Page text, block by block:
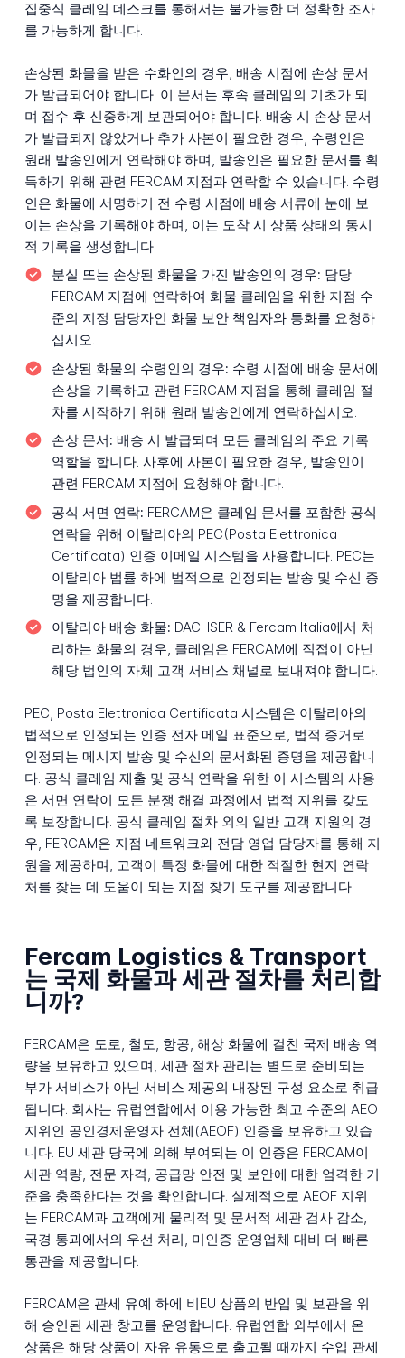
집중식 클레임 데스크를 통해서는 불가능한 더 정확한 조사
를 가능하게 합니다.
손상된 화물을 받은 수화인의 경우, 배송 시점에 손상 문서
가 발급되어야 합니다. 이 문서는 후속 클레임의 기초가 되
며 접수 후 신중하게 보관되어야 합니다. 배송 시 손상 문서
가 발급되지 않았거나 추가 사본이 필요한 경우, 수령인은
원래 발송인에게 연락해야 하며, 발송인은 필요한 문서를 획
득하기 위해 관련 FERCAM 지점과 연락할 수 있습니다. 수령
인은 화물에 서명하기 전 수령 시점에 배송 서류에 눈에 보
이는 손상을 기록해야 하며, 이는 도착 시 상품 상태의 동시
적 기록을 생성합니다.
분실 또는 손상된 화물을 가진 발송인의 경우: 담당
FERCAM 지점에 연락하여 화물 클레임을 위한 지점 수
준의 지정 담당자인 화물 보안 책임자와 통화를 요청하
십시오.
손상된 화물의 수령인의 경우: 수령 시점에 배송 문서에
손상을 기록하고 관련 FERCAM 지점을 통해 클레임 절
차를 시작하기 위해 원래 발송인에게 연락하십시오.
손상 문서: 배송 시 발급되며 모든 클레임의 주요 기록
역할을 합니다. 사후에 사본이 필요한 경우, 발송인이
관련 FERCAM 지점에 요청해야 합니다.
공식 서면 연락: FERCAM은 클레임 문서를 포함한 공식
연락을 위해 이탈리아의 PEC(Posta Elettronica
Certificata) 인증 이메일 시스템을 사용합니다. PEC는
이탈리아 법률 하에 법적으로 인정되는 발송 및 수신 증
명을 제공합니다.
이탈리아 배송 화물: DACHSER & Fercam Italia에서 처
리하는 화물의 경우, 클레임은 FERCAM에 직접이 아닌
해당 법인의 자체 고객 서비스 채널로 보내져야 합니다.
PEC, Posta Elettronica Certificata 시스템은 이탈리아의
법적으로 인정되는 인증 전자 메일 표준으로, 법적 증거로
인정되는 메시지 발송 및 수신의 문서화된 증명을 제공합니
다. 공식 클레임 제출 및 공식 연락을 위한 이 시스템의 사용
은 서면 연락이 모든 분쟁 해결 과정에서 법적 지위를 갖도
록 보장합니다. 공식 클레임 절차 외의 일반 고객 지원의 경
우, FERCAM은 지점 네트워크와 전담 영업 담당자를 통해 지
원을 제공하며, 고객이 특정 화물에 대한 적절한 현지 연락
처를 찾는 데 도움이 되는 지점 찾기 도구를 제공합니다.
Fercam Logistics & Transport
는 국제 화물과 세관 절차를 처리합
니까?
FERCAM은 도로, 철도, 항공, 해상 화물에 걸친 국제 배송 역
량을 보유하고 있으며, 세관 절차 관리는 별도로 준비되는
부가 서비스가 아닌 서비스 제공의 내장된 구성 요소로 취급
됩니다. 회사는 유럽연합에서 이용 가능한 최고 수준의 AEO
지위인 공인경제운영자 전체(AEOF) 인증을 보유하고 있습
니다. EU 세관 당국에 의해 부여되는 이 인증은 FERCAM이
세관 역량, 전문 자격, 공급망 안전 및 보안에 대한 엄격한 기
준을 충족한다는 것을 확인합니다. 실제적으로 AEOF 지위
는 FERCAM과 고객에게 물리적 및 문서적 세관 검사 감소,
국경 통과에서의 우선 처리, 미인증 운영업체 대비 더 빠른
통관을 제공합니다.
FERCAM은 관세 유예 하에 비EU 상품의 반입 및 보관을 위
해 승인된 세관 창고를 운영합니다. 유럽연합 외부에서 온
상품은 해당 상품이 자유 유통으로 출고될 때까지 수입 관세